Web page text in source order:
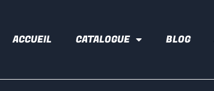
ACCUEIL CATALOGUE BLOG